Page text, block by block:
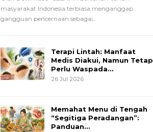
masyarakat Indonesia terbiasa menganggap
gangguan pencernaan sebagai…
Terapi Lintah: Manfaat
Medis Diakui, Namun Tetap
Perlu Waspada…
26 Jul 2026
Memahat Menu di Tengah
“Segitiga Peradangan”:
Panduan…